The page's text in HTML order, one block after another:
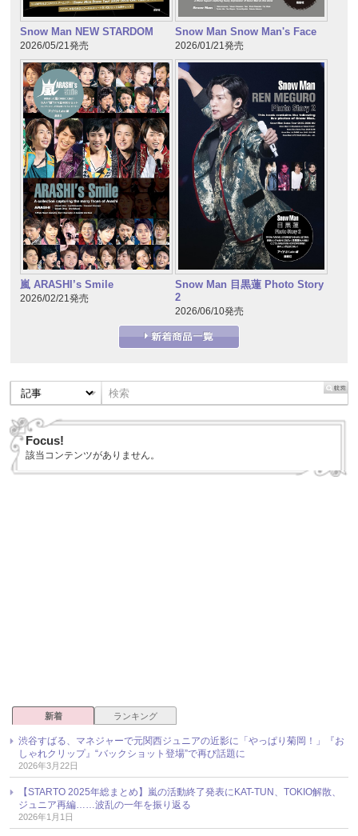
Snow Man NEW STARDOM
2026/05/21発売
Snow Man Snow Man's Face
2026/01/21発売
嵐 ARASHI’s Smile
2026/02/21発売
Snow Man 目黒蓮 Photo Story
2
2026/06/10発売
Focus!
該当コンテンツがありません。
新着 ランキング
渋谷すばる、マネジャーで元関西ジュニアの近影に「やっぱり菊岡！」『お
しゃれクリップ』“バックショット登場”で再び話題に
2026年3月22日
【STARTO 2025年総まとめ】嵐の活動終了発表にKAT-TUN、TOKIO解散、
ジュニア再編……波乱の一年を振り返る
2026年1月1日